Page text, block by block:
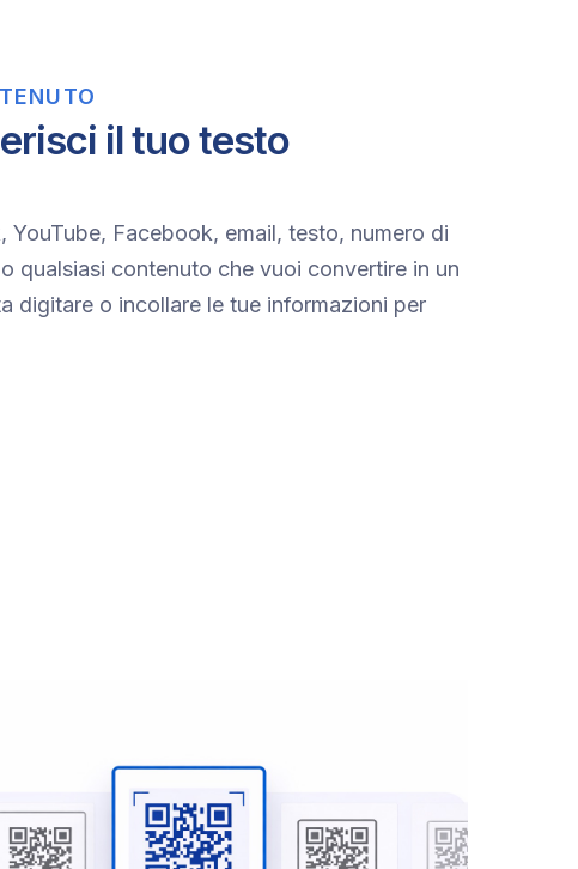
il tuo testo
YouTube, Facebook, email, testo, numero di
qualsiasi contenuto che vuoi convertire in un
digitare o incollare le tue informazioni per